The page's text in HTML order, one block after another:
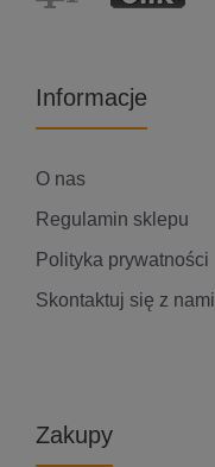
Informacje
O nas
Regulamin sklepu
Polityka prywatności
Skontaktuj się z nami
Zakupy